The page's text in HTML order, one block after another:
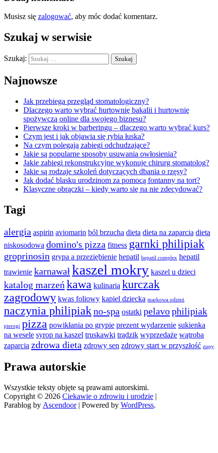
Musisz się zalogować, aby móc dodać komentarz.
Szukaj w serwisie
Szukaj:
Najnowsze
Jak przebiega przegląd stomatologiczny?
Dlaczego warto wybrać hurtownię bakalii i hurtownię
spożywczą online dla swojego biznesu?
Pierwsze kroki w barberingu – dlaczego warto wybrać kurs?
Czym jest i jak objawia się rybia łuska?
Na czym polegają zabiegi odchudzające?
Jakie są popularne sposoby usuwania owłosienia?
Jakie zabiegi rekonstrukcyjne wykonuje chirurg stomatolog?
Jakie są rodzaje szkoleń dotyczących dbania o rzęsy?
Jak dodać blasku urodzinom za pomocą fontanny na tort?
Klasyczne obrączki – kiedy warto się na nie zdecydować?
Tagi
alergia aspirin aviomarin ból brzucha dieta dieta na zaparcia dieta
niskosodowa domino's pizza fitness garnki philipiak
groprinosin grypa a przeziębienie hepatil hepatil complex hepatil
trawienie karnawałkaszel mokry kaszel u dzieci
katalog marzeń kawa kulinaria kurczak
zagrodowy kwas foliowy kąpiel dziecka markowa odzież
naczynia philipiakno-spa ostatki pelavophilipiak
pierogi pizza powikłania po grypie prezent wydarzenie sukienka
na wesele syrop na kaszel truskawki trądzik wyprzedaże wątroba
zaparcia zdrowa dieta zdrowy sen zdrowy start w przyszłość zupy
Prawa autorskie
Wszystkie teksty objęte są prawami autorskimi.
Copyright © 2026 Ciekawie o zdrowiu i urodzie |
Parablog by Ascendoor| Powered by WordPress.